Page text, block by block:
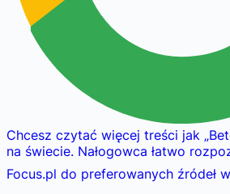
Chcesz czytać więcej treści jak „
na świecie. Nałogowca łatwo
Focus.pl do preferowanych źródeł